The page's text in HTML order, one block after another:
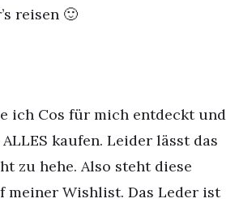
reisen 🙂
ich Cos für mich entdeckt und
kaufen. Leider lässt das
zu hehe. Also steht diese
meiner Wishlist. Das Leder ist